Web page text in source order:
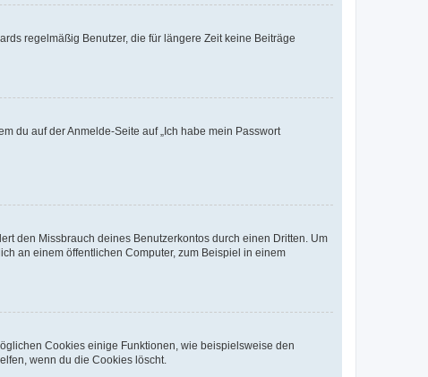
regelmäßig Benutzer, die für längere Zeit keine Beiträge
du auf der Anmelde-Seite auf „Ich habe mein Passwort
den Missbrauch deines Benutzerkontos durch einen Dritten. Um
an einem öffentlichen Computer, zum Beispiel in einem
Cookies einige Funktionen, wie beispielsweise den
wenn du die Cookies löscht.